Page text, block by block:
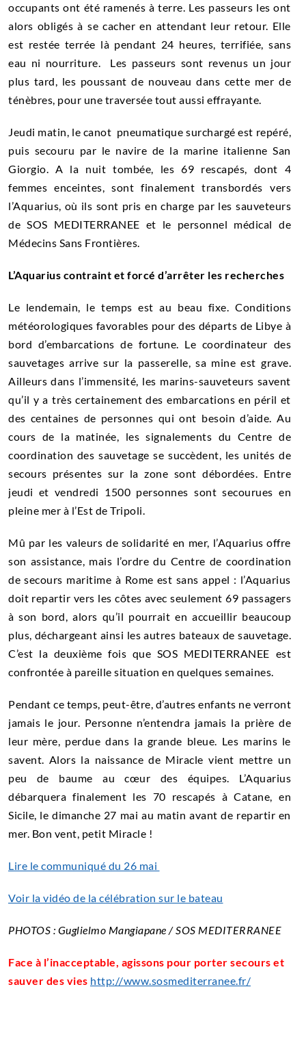
occupants ont été ramenés à terre. Les passeurs les ont
alors obligés à se cacher en attendant leur retour. Elle
est restée terrée là pendant 24 heures, terrifiée, sans
eau ni nourriture. Les passeurs sont revenus un jour
plus tard, les poussant de nouveau dans cette mer de
ténèbres, pour une traversée tout aussi effrayante.
Jeudi matin, le canot pneumatique surchargé est repéré,
puis secouru par le navire de la marine italienne San
Giorgio. A la nuit tombée, les 69 rescapés, dont 4
femmes enceintes, sont finalement transbordés vers
l’Aquarius, où ils sont pris en charge par les sauveteurs
de SOS MEDITERRANEE et le personnel médical de
Médecins Sans Frontières.
L’Aquarius contraint et forcé d’arrêter les recherches
Le lendemain, le temps est au beau fixe. Conditions
météorologiques favorables pour des départs de Libye à
bord d’embarcations de fortune. Le coordinateur des
sauvetages arrive sur la passerelle, sa mine est grave.
Ailleurs dans l’immensité, les marins-sauveteurs savent
qu’il y a très certainement des embarcations en péril et
des centaines de personnes qui ont besoin d’aide. Au
cours de la matinée, les signalements du Centre de
coordination des sauvetage se succèdent, les unités de
secours présentes sur la zone sont débordées. Entre
jeudi et vendredi 1500 personnes sont secourues en
pleine mer à l’Est de Tripoli.
Mû par les valeurs de solidarité en mer, l’Aquarius offre
son assistance, mais l’ordre du Centre de coordination
de secours maritime à Rome est sans appel : l’Aquarius
doit repartir vers les côtes avec seulement 69 passagers
à son bord, alors qu’il pourrait en accueillir beaucoup
plus, déchargeant ainsi les autres bateaux de sauvetage.
C’est la deuxième fois que SOS MEDITERRANEE est
confrontée à pareille situation en quelques semaines.
Pendant ce temps, peut-être, d’autres enfants ne verront
jamais le jour. Personne n’entendra jamais la prière de
leur mère, perdue dans la grande bleue. Les marins le
savent. Alors la naissance de Miracle vient mettre un
peu de baume au cœur des équipes. L’Aquarius
débarquera finalement les 70 rescapés à Catane, en
Sicile, le dimanche 27 mai au matin avant de repartir en
mer. Bon vent, petit Miracle !
Lire le communiqué du 26 mai
Voir la vidéo de la célébration sur le bateau
PHOTOS : Guglielmo Mangiapane / SOS MEDITERRANEE
Face à l’inacceptable, agissons pour porter secours et
sauver des vies http://www.sosmediterranee.fr/